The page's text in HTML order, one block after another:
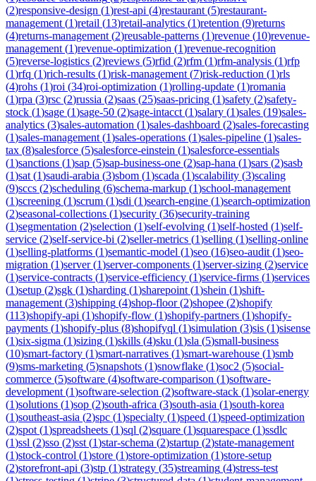
(2)responsive-design (1)rest-api (4)restaurant (5)restaurant-
management (1)retail (13)retail-analytics (1)retention (9)returns
(4)returns-management (2)reusable-patterns (1)revenue (10)revenue-
management (1)revenue-optimization (1)revenue-recognition
(5)reverse-logistics (2)reviews (5)rfid (2)rfm (1)rfm-analysis (1)rfp
(1)rfq (1)rich-results (1)risk-management (7)risk-reduction (1)rls
(4)rohs (1)roi (34)roi-optimization (1)rolling-update (1)romania
(1)rpa (3)rsc (2)russia (2)saas (25)saas-pricing (1)safety (2)safety-
stock (1)sage (1)sage-50 (2)sage-intacct (1)salary (1)sales (19)sales-
analytics (3)sales-automation (1)sales-dashboard (2)sales-forecasting
(1)sales-management (1)sales-operations (1)sales-pipeline (1)sales-
tax (8)salesforce (5)salesforce-einstein (1)salesforce-essentials
(1)sanctions (1)sap (5)sap-business-one (2)sap-hana (1)sars (2)sasb
(1)sat (1)saudi-arabia (3)sbom (1)scada (1)scalability (3)scaling
(9)sccs (2)scheduling (6)schema-markup (1)school-management
(1)screening (1)scrum (1)sdi (1)search-engine (1)search-optimization
(2)seasonal-collections (1)security (36)security-training
(1)segmentation (2)selection (1)self-evolving (1)self-hosted (1)self-
service (2)self-service-bi (2)seller-metrics (1)selling (1)selling-online
(1)selling-platforms (1)semantic-model (1)seo (16)seo-audit (1)seo-
migration (1)server(1)server-components (1)server-sizing (2)service
(1)service-contracts (1)service-efficiency (1)service-firms (1)services
(1)setup (2)sgk (1)sharding (1)sharepoint (1)shein (1)shift-
management (3)shipping (4)shop-floor(2)shopee (2)shopify
(113)shopify-api (1)shopify-flow (1)shopify-partners (1)shopify-
payments (1)shopify-plus (8)shopifyql (1)simulation (3)sis (1)sisense
(1)six-sigma (1)sizing (1)skills (4)sku (1)sla (5)small-business
(10)smart-factory (1)smart-narratives (1)smart-warehouse (1)smb
(9)sms-marketing (5)snapshots (1)snowflake (1)soc2 (5)social-
commerce (5)software (4)software-comparison (1)software-
development (1)software-selection (2)software-stack (1)solar-energy
(1)solutions (1)sop (2)south-africa (3)south-asia (1)south-korea
(1)southeast-asia (2)spc (1)specialty (1)speed (1)speed-optimization
(2)spot (1)spreadsheets (1)sql (2)square (1)squarespace (1)ssdlc
(1)ssl (2)sso (2)sst (1)star-schema (2)startup (2)state-management
(1)stock-control (1)store (1)store-optimization (1)store-setup
(2)storefront-api (3)stp (1)strategy (35)streaming (4)stress-test